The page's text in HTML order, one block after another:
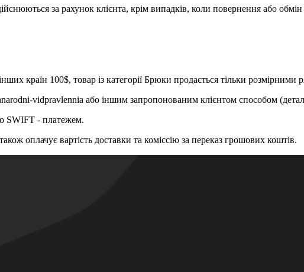
за рахунок клієнта, крім випадків, коли повернення або
країн 100$, товар із категорії Брюки продається тільки розмірними
vidpravlennia або іншим запропонованим клієнтом способом
SWIFT - платежем.
оплачує вартість доставки та коміссію за переказ грошових коштів.